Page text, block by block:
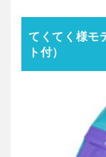
てくてく様モ
ト付）